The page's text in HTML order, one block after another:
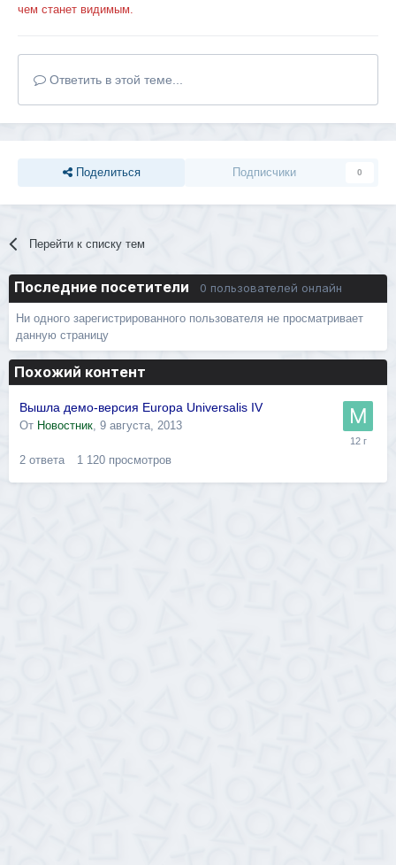
чем станет видимым.
Ответить в этой теме...
Поделиться Подписчики 0
Перейти к списку тем
Последние посетители 0 пользователей онлайн
Ни одного зарегистрированного пользователя не просматривает
данную страницу
Похожий контент
Вышла демо-версия Europa Universalis IV
От Новостник 9 августа, 2013
2 ответа 1 120 просмотров